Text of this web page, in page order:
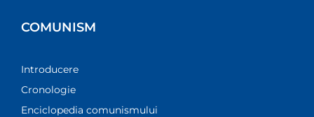
COMUNISM
Introducere
Cronologie
Enciclopedia comunismului